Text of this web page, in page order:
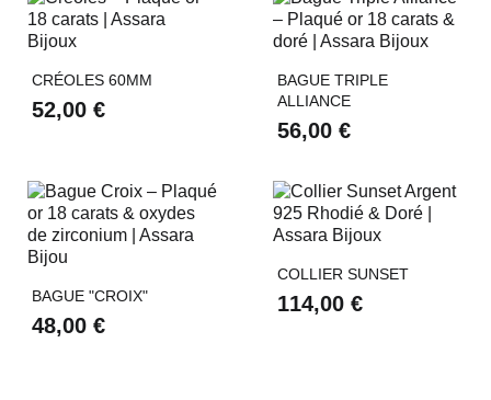
CRÉOLES 60MM
52,00 €
BAGUE TRIPLE
ALLIANCE
56,00 €
BAGUE "CROIX"
48,00 €
COLLIER SUNSET
114,00 €